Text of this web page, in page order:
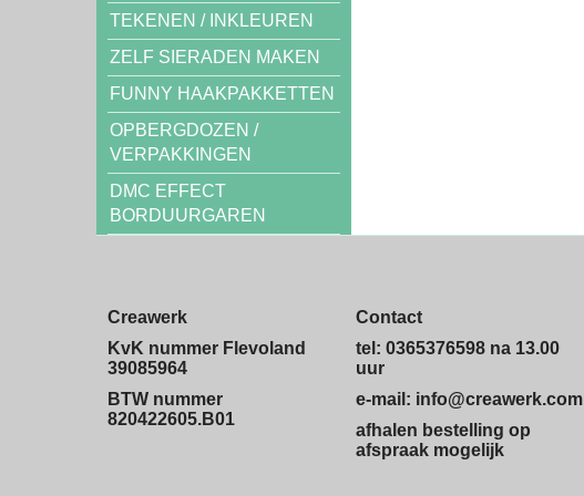
TEKENEN / INKLEUREN
ZELF SIERADEN MAKEN
FUNNY HAAKPAKKETTEN
OPBERGDOZEN /
VERPAKKINGEN
DMC EFFECT
BORDUURGAREN
Creawerk
KvK nummer Flevoland
39085964
BTW nummer
820422605.B01
Contact
tel: 0365376598 na 13.00
uur
e-mail: info@creawerk.com
afhalen bestelling op
afspraak mogelijk